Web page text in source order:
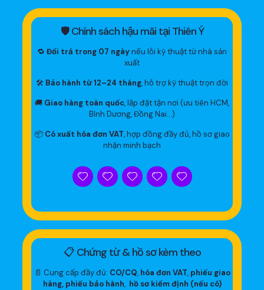
🛡 Chính sách hậu mãi tại Thiên Ý
🔁 Đổi trả trong 07 ngàynếu lỗi kỹ thuật từ nhà sản
xuất
🛠 Bảo hành từ 12–24 tháng, hỗ trợ kỹ thuật trọn đời
🚚 Giao hàng toàn quốc, lắp đặt tận nơi (ưu tiên HCM,
Bình Dương, Đồng Nai…)
📦 Có xuất hóa đơn VAT, hợp đồng đầy đủ, hồ sơ giao
nhận minh bạch
📋 Chứng từ & hồ sơ kèm theo
📄 Cung cấp đầy đủ: CO/CQ, hóa đơn VAT, phiếu giao
hàng, phiếu bảo hành, hồ sơ kiểm định (nếu có)